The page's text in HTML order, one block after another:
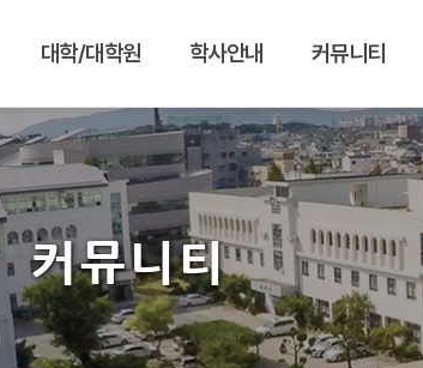
대학/대학원 학사안내 커뮤니티
커뮤니티